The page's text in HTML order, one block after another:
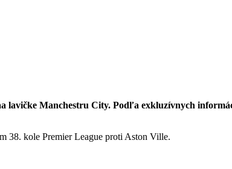
lavičke Manchestru City. Podľa exkluzívnych
38. kole Premier League proti Aston Ville.